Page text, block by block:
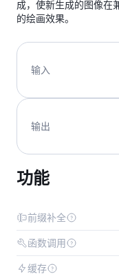
成，使新生成的图像在
的绘画效果。
输入
输出
功能
前缀补全
函数调用
缓存